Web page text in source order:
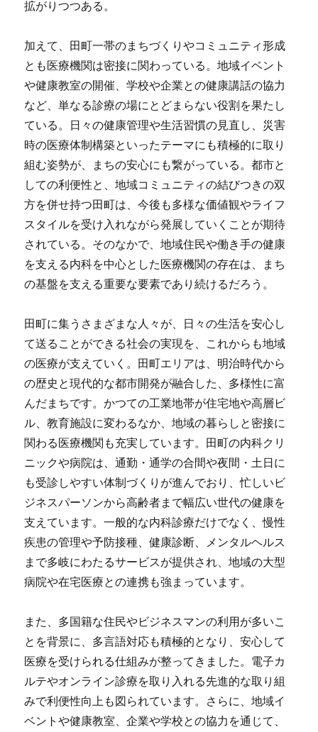
拡がりつつある。
加えて、田町一帯のまちづくりやコミュニティ形成
とも医療機関は密接に関わっている。地域イベント
や健康教室の開催、学校や企業との健康講話の協力
など、単なる診療の場にとどまらない役割を果たし
ている。日々の健康管理や生活習慣の見直し、災害
時の医療体制構築といったテーマにも積極的に取り
組む姿勢が、まちの安心にも繋がっている。都市と
しての利便性と、地域コミュニティの結びつきの双
方を併せ持つ田町は、今後も多様な価値観やライフ
スタイルを受け入れながら発展していくことが期待
されている。そのなかで、地域住民や働き手の健康
を支える内科を中心とした医療機関の存在は、まち
の基盤を支える重要な要素であり続けるだろう。
田町に集うさまざまな人々が、日々の生活を安心し
て送ることができる社会の実現を、これからも地域
の医療が支えていく。田町エリアは、明治時代から
の歴史と現代的な都市開発が融合した、多様性に富
んだまちです。かつての工業地帯が住宅地や高層ビ
ル、教育施設に変わるなか、地域の暮らしと密接に
関わる医療機関も充実しています。田町の内科クリ
ニックや病院は、通勤・通学の合間や夜間・土日に
も受診しやすい体制づくりが進んでおり、忙しいビ
ジネスパーソンから高齢者まで幅広い世代の健康を
支えています。一般的な内科診療だけでなく、慢性
疾患の管理や予防接種、健康診断、メンタルヘルス
まで多岐にわたるサービスが提供され、地域の大型
病院や在宅医療との連携も強まっています。
また、多国籍な住民やビジネスマンの利用が多いこ
とを背景に、多言語対応も積極的となり、安心して
医療を受けられる仕組みが整ってきました。電子カ
ルテやオンライン診療を取り入れる先進的な取り組
みで利便性向上も図られています。さらに、地域イ
ベントや健康教室、企業や学校との協力を通じて、